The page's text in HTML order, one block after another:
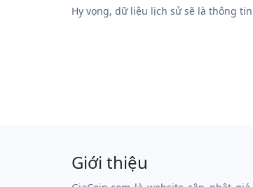
Hy vọng, dữ liệu lịch sử sẽ là thông
Giới thiệu